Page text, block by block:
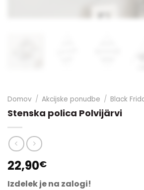
Domov / Akcijske ponudbe / Black
Stenska polica Polvijärvi
22,90€
Izdelek je na zalogi!